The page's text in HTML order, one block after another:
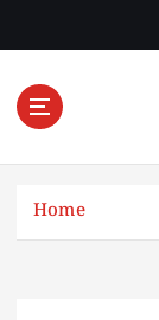
Home